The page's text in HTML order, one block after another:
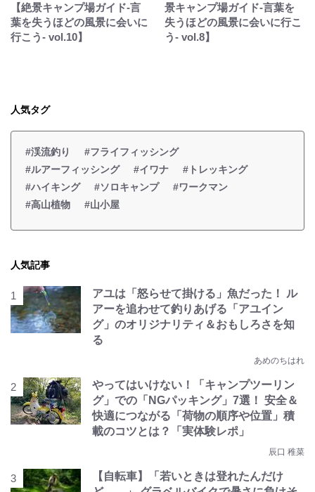
【絶景キャンプ場ガイド-言
葉を失うほどの風景に会いに
行こう- vol.10】
景キャンプ場ガイド-言葉を
失うほどの風景に会いに行こ
う- vol.8】
人気タグ
#渓流釣り
#フライフィッシング
#ルアーフィッシング
#イワナ
#トレッキング
#ハイキング
#ソロキャンプ
#ワークマン
#高山植物
#山小屋
人気記事
アユは「怒らせて掛ける」魚だった！ ル
アーを追わせて釣りあげる「アユイン
グ」のオリジナリティ＆おもしろさを知
る
あめのちはれ
やってはいけない！「キャンプツーリン
グ」での「NGパッキング」7選！ 安全＆
快適につながる「荷物の順序や位置」積
載のコツとは？「実体験レポ」
辰口 稚菜
【自転車】「若いときは登れたんだけ